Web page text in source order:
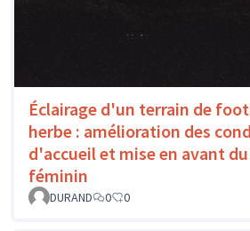
Éclairage d'un terrain de
herbe : amélioration des
d'accueil et mise en avant
féminin
DURAND 0 0